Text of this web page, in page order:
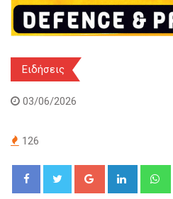
Ειδήσεις
03/06/2026
126
Google+ LinkedIn